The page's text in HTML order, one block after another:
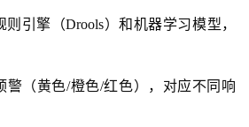
则引擎（Drools）和机器学习模型，
警（黄色/橙色/红色），对应不同响